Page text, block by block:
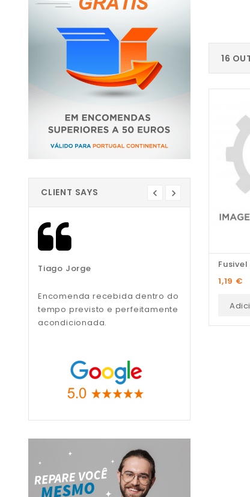
CLIENT SAYS
Tiago Jorge
Encomenda recebida dentro do
tempo previsto e perfeitamente
acondicionada.
Liliana Teixeira
profissionais.
16
Preço
1,19 €